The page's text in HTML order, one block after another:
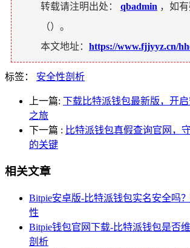
转载请注明出处： qbadmin ，如
（）。
本文地址： https://www.fjjyyz.cn/
标签： 安全性剖析
上一篇: 下载比特派钱包最新版，开
之旅
下一篇 : 比特派钱包真假查询官网，
的关键
相关文章
Bitpie安卓版-比特派钱包实名安全吗
性
Bitpie钱包官网下载-比特派钱包是否
剖析